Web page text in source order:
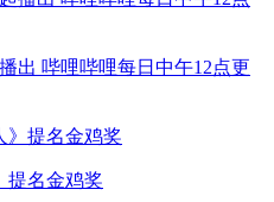
出 哔哩哔哩每日中午12点更
提名金鸡奖